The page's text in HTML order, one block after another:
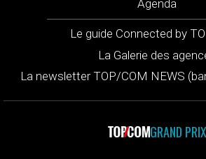
Agenda
Le guide Connected by
La Galerie des
La newsletter TOP/COM NEWS
GRAND PRIX